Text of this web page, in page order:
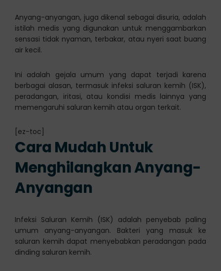
Anyang-anyangan, juga dikenal sebagai disuria, adalah
istilah medis yang digunakan untuk menggambarkan
sensasi tidak nyaman, terbakar, atau nyeri saat buang
air kecil.
Ini adalah gejala umum yang dapat terjadi karena
berbagai alasan, termasuk infeksi saluran kemih (ISK),
peradangan, iritasi, atau kondisi medis lainnya yang
memengaruhi saluran kemih atau organ terkait.
[ez-toc]
Cara Mudah Untuk
Menghilangkan Anyang-
Anyangan
Infeksi Saluran Kemih (ISK) adalah penyebab paling
umum anyang-anyangan. Bakteri yang masuk ke
saluran kemih dapat menyebabkan peradangan pada
dinding saluran kemih.